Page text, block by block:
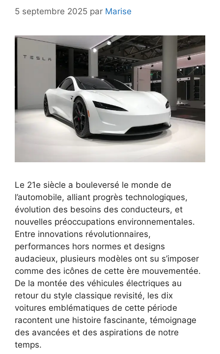
5 septembre 2025 par Marise
Le 21e siècle a bouleversé le monde de
l’automobile, alliant progrès technologiques,
évolution des besoins des conducteurs, et
nouvelles préoccupations environnementales.
Entre innovations révolutionnaires,
performances hors normes et designs
audacieux, plusieurs modèles ont su s’imposer
comme des icônes de cette ère mouvementée.
De la montée des véhicules électriques au
retour du style classique revisité, les dix
voitures emblématiques de cette période
racontent une histoire fascinante, témoignage
des avancées et des aspirations de notre
temps.